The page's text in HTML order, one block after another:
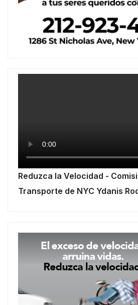
Reduzca la Velocidad -
Transporte de NYC Ydanis